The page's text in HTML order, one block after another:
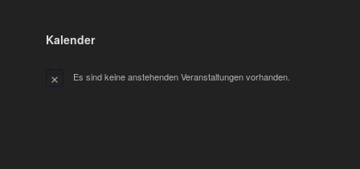
Kalender
HinweisEs sind keine anstehenden Veranstaltungen vorhanden.